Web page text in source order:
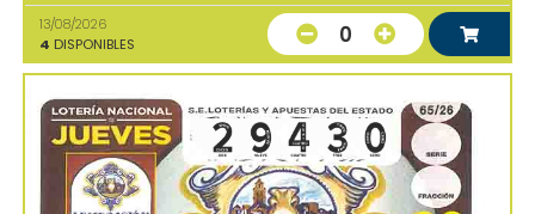
13/08/2026
4 DISPONIBLES 0